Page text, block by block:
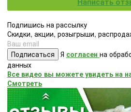
Подпишись на рассылку
Скидки, акции, розыгрыши,
Подписаться Я согласен на
данных
Все видео вы можете увидеть на
Смотреть